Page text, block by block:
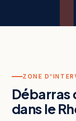
ZONE
Débarras
dans le